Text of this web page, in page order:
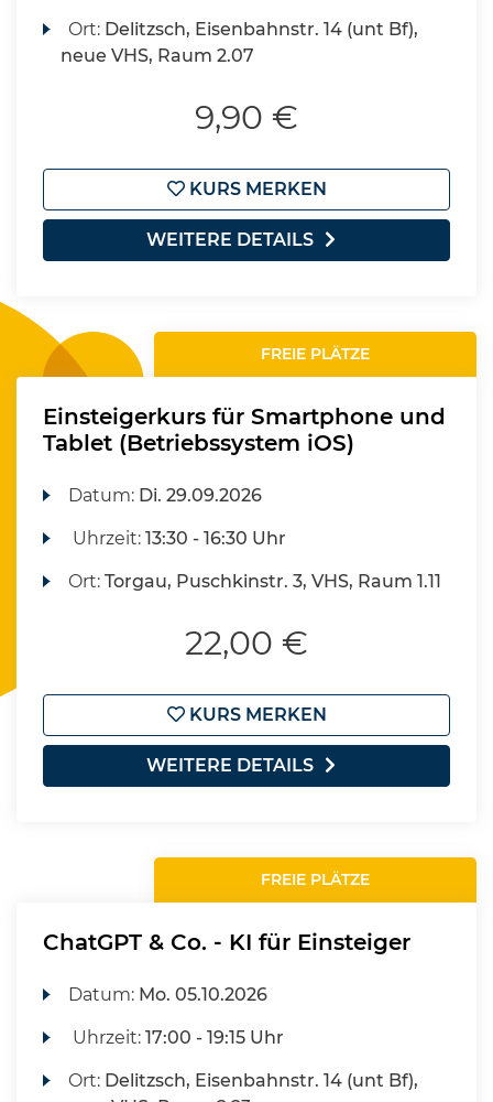
Ort: Delitzsch, Eisenbahnstr. 14 (unt Bf),
neue VHS, Raum 2.07
9,90 €
KURS MERKEN
WEITERE DETAILS
FREIE PLÄTZE
Einsteigerkurs für Smartphone und
Tablet (Betriebssystem iOS)
Datum: Di. 29.09.2026
Uhrzeit:13:30 - 16:30 Uhr
Ort:Torgau, Puschkinstr. 3, VHS, Raum 1.11
22,00 €
KURS MERKEN
WEITERE DETAILS
FREIE PLÄTZE
ChatGPT & Co. - KI für Einsteiger
Datum: Mo. 05.10.2026
Uhrzeit:17:00 - 19:15 Uhr
Ort: Delitzsch, Eisenbahnstr. 14 (unt Bf),